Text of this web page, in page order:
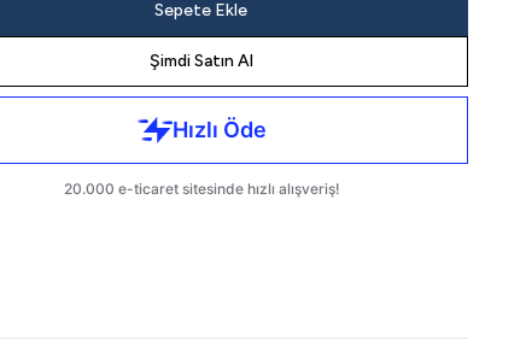
Sepete Ekle
Şimdi Satın Al